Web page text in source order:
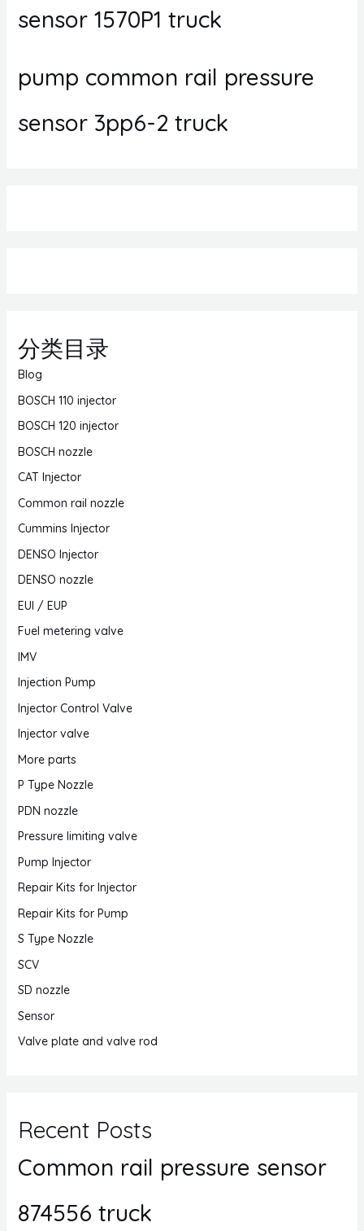
sensor 1570P1 truck
pump common rail pressure
sensor 3pp6-2 truck
分类目录
Blog
BOSCH 110 injector
BOSCH 120 injector
BOSCH nozzle
CAT Injector
Common rail nozzle
Cummins Injector
DENSO Injector
DENSO nozzle
EUI / EUP
Fuel metering valve
IMV
Injection Pump
Injector Control Valve
Injector valve
More parts
P Type Nozzle
PDN nozzle
Pressure limiting valve
Pump Injector
Repair Kits for Injector
Repair Kits for Pump
S Type Nozzle
SCV
SD nozzle
Sensor
Valve plate and valve rod
Recent Posts
Common rail pressure sensor
874556 truck